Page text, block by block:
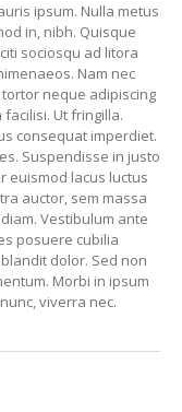
ipsum. Nulla metus
in, nibh. Quisque
sociosqu ad litora
Nam nec
neque adipiscing
Ut fringilla.
consequat imperdiet.
Suspendisse in justo
euismod lacus luctus
auctor, sem massa
Vestibulum ante
posuere cubilia
dolor. Sed non
Morbi in ipsum
viverra nec.